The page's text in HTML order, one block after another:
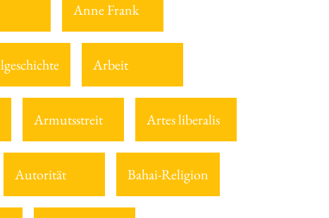
Anne Frank
Arbeit
Armutsstreit Artes liberalis
Autorität Bahai-Religion